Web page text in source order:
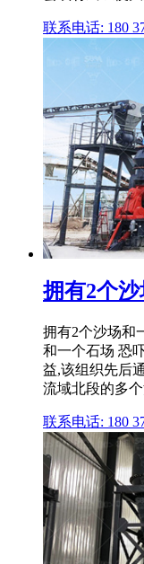
联系电话: 180
拥有2个
拥有2个沙场和
和一个石场 恐
益,该组织先后
流域北段的多
联系电话: 180